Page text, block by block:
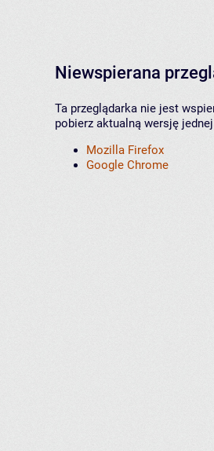
Niewspierana
Ta przeglądarka nie jest
pobierz aktualną wersję
Mozilla Firefox
Google Chrome